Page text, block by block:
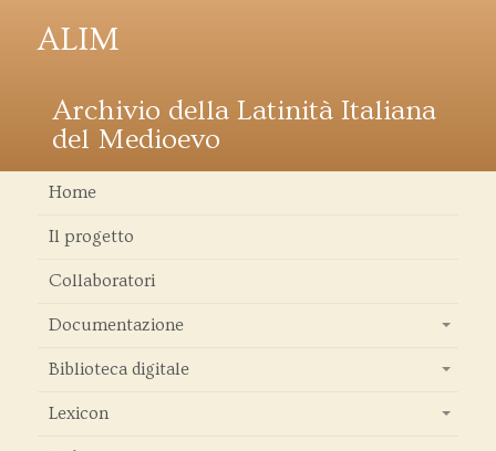
ALIM
Archivio della Latinità Italiana
del Medioevo
Home
Il progetto
Collaboratori
Documentazione
Biblioteca digitale
Lexicon